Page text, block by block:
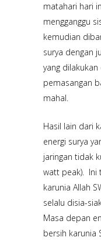
matahari hari
mengganggu
kemudian
surya dengan
yang
pemasangan
mahal.
Hasil lain dari
energi surya
jaringan tidak
watt peak). Ini
karunia Allah
selalu disia-
Masa depan
bersih karunia